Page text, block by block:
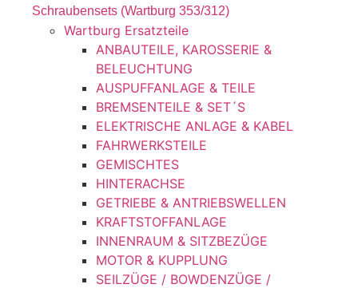
Schraubensets (Wartburg 353/312)
Wartburg Ersatzteile
ANBAUTEILE, KAROSSERIE &
BELEUCHTUNG
AUSPUFFANLAGE & TEILE
BREMSENTEILE & SET´S
ELEKTRISCHE ANLAGE & KABEL
FAHRWERKSTEILE
GEMISCHTES
HINTERACHSE
GETRIEBE & ANTRIEBSWELLEN
KRAFTSTOFFANLAGE
INNENRAUM & SITZBEZÜGE
MOTOR & KUPPLUNG
SEILZÜGE / BOWDENZÜGE /